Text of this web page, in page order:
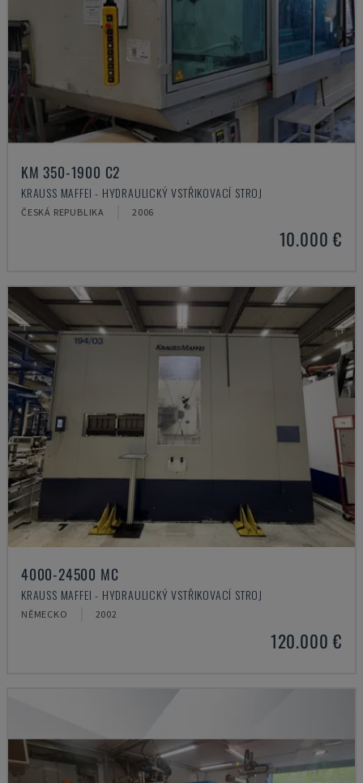
KM 350-1900 C2
KRAUSS MAFFEI - HYDRAULICKÝ VSTŘIKOVACÍ STROJ
ČESKÁ REPUBLIKA 2006
10.000 €
4000-24500 MC
KRAUSS MAFFEI - HYDRAULICKÝ VSTŘIKOVACÍ STROJ
NĚMECKO 2002
120.000 €